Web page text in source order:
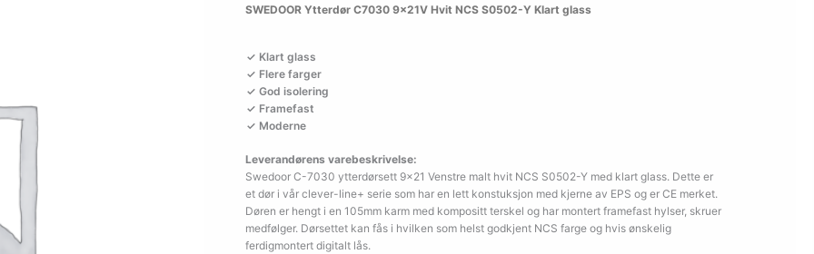
SWEDOOR Ytterdør C7030 9x21V Hvit NCS S0502-Y Klart glass
Klart glass
Flere farger
God isolering
Framefast
Moderne
Leverandørens varebeskrivelse:
Swedoor C-7030 ytterdørsett 9×21 Venstre malt hvit NCS S0502-Y med klart glass. Dette er
et dør i vår clever-line+ serie som har en lett konstuksjon med kjerne av EPS og er CE merket.
Døren er hengt i en 105mm karm med kompositt terskel og har montert framefast hylser, skruer
medfølger. Dørsettet kan fås i hvilken som helst godkjent NCS farge og hvis ønskelig
ferdigmontert digitalt lås.